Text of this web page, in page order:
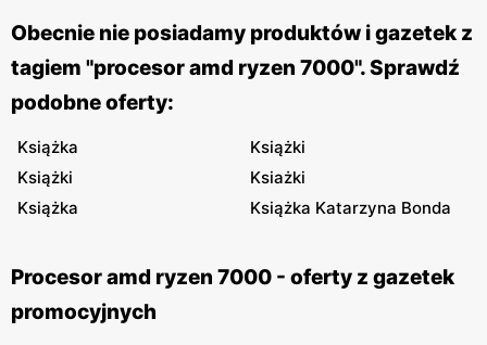
Obecnie nie posiadamy produktów i gazetek z
tagiem "procesor amd ryzen 7000". Sprawdź
podobne oferty:
Książka
Książki
Książki
Ksiażki
Książka
Książka Katarzyna Bonda
Procesor amd ryzen 7000 - oferty z gazetek
promocyjnych